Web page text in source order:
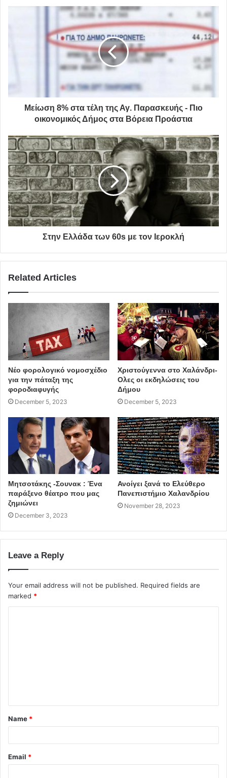
και τις δυνατότητες να παράγουν πρωτόλεια θέματα,
ωστόσο λίγη δεοντολογία δεν βλάπτει. Αν και μάλλον δεν
θα έπρεπε να την περιμένουμε από Μέσα τα οποία έχουν
συμβάλλει στην ένταση του φαινομένου των fake news.
Μείωση 8% στα τέλη της Αγ. Παρασκευής - Πιο
οικονομικός Δήμος στα Βόρεια Προάστια
Στην Ελλάδα των 60s με τον Ιεροκλή
Related Articles
Νέο φορολογικό νομοσχέδιο
για την πάταξη της
φοροδιαφυγής
December 5, 2023
Χριστούγεννα στο Χαλάνδρι-
Ολες οι εκδηλώσεις του
Δήμου
December 5, 2023
Μητσοτάκης -Σουνακ : Ένα
παράξενο θέατρο που μας
ζημιώνει
December 3, 2023
Ανοίγει ξανά το Ελεύθερο
Πανεπιστήμιο Χαλανδρίου
November 28, 2023
Leave a Reply
Your email address will not be published. Required fields are
marked *
t
*
Name *
Email *